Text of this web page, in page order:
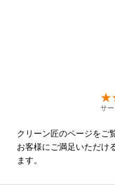
サー
クリーン匠のページをご
お客様にご満足いただけ
ます。